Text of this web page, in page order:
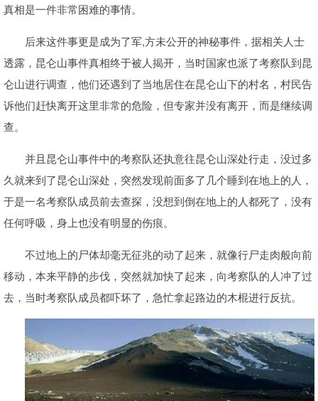
真相是一件非常困难的事情。
后来这件事更是成为了军,方未公开的神秘事件，据相关人士
透露，昆仑山事件真相终于被人揭开，当时国家也派了考察队到昆
仑山进行调查，他们还遇到了当地居住在昆仑山下的村名，村民告
诉他们赶快离开这里非常的危险，但专家并没有离开，而是继续调
查。
并且昆仑山事件中的考察队还执意往昆仑山深处行走，没过多
久就来到了昆仑山深处，突然发现前面多了几个睡到在地上的人，
于是一名考察队成员前去查探，没想到倒在地上的人都死了，没有
任何呼吸，身上也没有明显的伤痕。
不过地上的尸体却毫无征兆的动了起来，就像行尸走肉般向前
移动，本来平静的步伐，突然就加快了起来，向考察队的人冲了过
去，当时考察队成员都吓坏了，急忙拿起路边的木棍进行反抗。